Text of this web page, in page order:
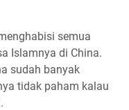
semua
Islamnya di China.
sudah banyak
tidak paham kalau